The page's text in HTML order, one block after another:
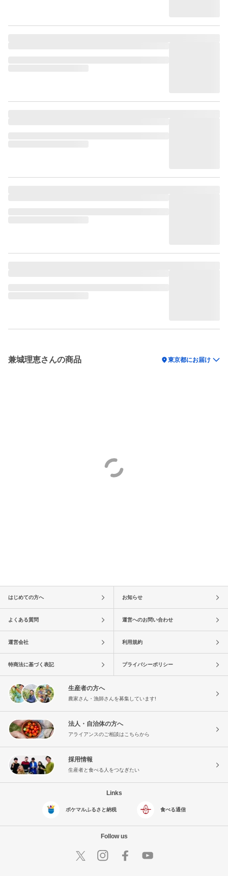
兼城理恵さんの商品 location_on東京都にお届け
はじめての方へ お知らせ
よくある質問 運営へのお問い合わせ
運営会社 利用規約
特商法に基づく表記 プライバシーポリシー
生産者の方へ
農家さん・漁師さんを募集しています!
法人・自治体の方へ
アライアンスのご相談はこちらから
採用情報
生産者と食べる人をつなぎたい
Links
ポケマルふるさと納税 食べる通信
Follow us